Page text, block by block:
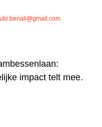
impact telt mee.